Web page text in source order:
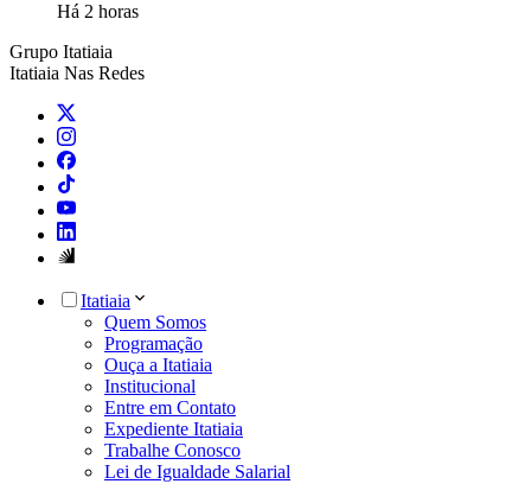
Há 2 horas
Grupo Itatiaia
Itatiaia Nas Redes
Itatiaia
Quem Somos
Programação
Ouça a Itatiaia
Institucional
Entre em Contato
Expediente Itatiaia
Trabalhe Conosco
Lei de Igualdade Salarial